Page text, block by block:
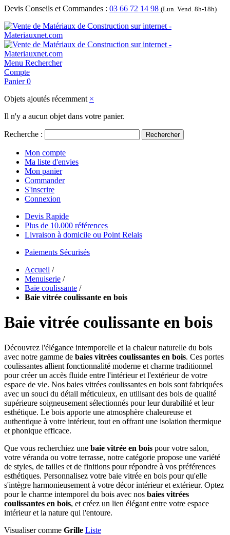
Devis Conseils et Commandes : 03 66 72 14 98 (Lun. Vend. 8h-18h)
Menu Rechercher
Compte
Panier 0
Objets ajoutés récemment ×
Il n'y a aucun objet dans votre panier.
Recherche : Rechercher
Mon compte
Ma liste d'envies
Mon panier
Commander
S'inscrire
Connexion
Devis Rapide
Plus de 10.000 références
Livraison à domicile ou Point Relais
Paiements Sécurisés
Accueil /
Menuiserie /
Baie coulissante /
Baie vitrée coulissante en bois
Baie vitrée coulissante en bois
Découvrez l'élégance intemporelle et la chaleur naturelle du bois
avec notre gamme de baies vitrées coulissantes en bois. Ces portes
coulissantes allient fonctionnalité moderne et charme traditionnel
pour créer un accès fluide entre l'intérieur et l'extérieur de votre
espace de vie. Nos baies vitrées coulissantes en bois sont fabriquées
avec un souci du détail méticuleux, en utilisant des bois de qualité
supérieure soigneusement sélectionnés pour leur durabilité et leur
esthétique. Le bois apporte une atmosphère chaleureuse et
authentique à votre intérieur, tout en offrant une isolation thermique
et phonique efficace.
Que vous recherchiez une baie vitrée en bois pour votre salon,
votre véranda ou votre terrasse, notre catégorie propose une variété
de styles, de tailles et de finitions pour répondre à vos préférences
esthétiques. Personnalisez votre baie vitrée en bois pour qu'elle
s'intègre harmonieusement à votre décor intérieur et extérieur. Optez
pour le charme intemporel du bois avec nos baies vitrées
coulissantes en bois, et créez un lien élégant entre votre espace
intérieur et la nature qui l'entoure.
Visualiser comme Grille Liste